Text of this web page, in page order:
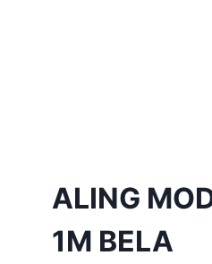
ALING
1M BELA